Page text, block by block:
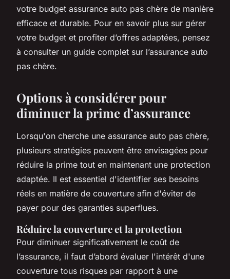
votre budget assurance auto pas chère de manière
efficace et durable. Pour en savoir plus sur gérer
votre budget et profiter d’offres adaptées, pensez
à consulter un guide complet sur l’assurance auto
pas chère.
Options à considérer pour
diminuer la prime d’assurance
Lorsqu'on cherche une assurance auto pas chère,
plusieurs stratégies peuvent être envisagées pour
réduire la prime tout en maintenant une protection
adaptée. Il est essentiel d'identifier ses besoins
réels en matière de couverture afin d'éviter de
payer pour des garanties superflues.
Réduire la couverture et la protection
Pour diminuer significativement le coût de
l’assurance, il faut d’abord évaluer l'intérêt d'une
couverture tous risques par rapport à une